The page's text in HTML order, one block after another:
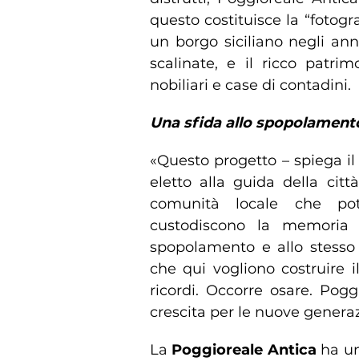
questo costituisce la
un borgo siciliano negli
scalinate, e il ricco
nobiliari e case di contadini.
Una sfida allo
«Questo progetto – spiega
eletto alla guida della
comunità locale che
custodiscono la
spopolamento e allo
che qui vogliono costruire
ricordi. Occorre osare.
crescita per le nuove
La Poggioreale Antica ha